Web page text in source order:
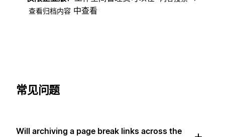
查看归档内容 中查看
常见问题
Will archiving a page break links across the